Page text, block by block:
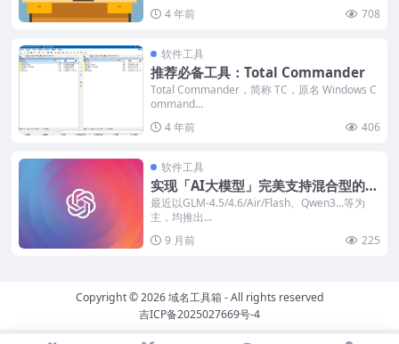
4 年前
708
软件工具
推荐必备工具：Total Commander
Total Commander，简称 TC，原名 Windows C
ommand...
4 年前
406
软件工具
实现「AI大模型」完美支持混合型的大
模型
最近以GLM-4.5/4.6/Air/Flash、Qwen3...等为
主，均推出...
9 月前
225
Copyright © 2026域名工具箱 - All rights reserved
吉ICP备2025027669号-4